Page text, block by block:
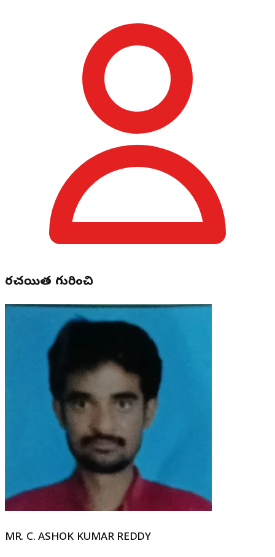
రచయిత గురించి
MR. C. ASHOK KUMAR REDDY